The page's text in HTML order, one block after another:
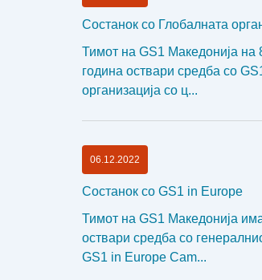
Состанок со Глобалната
Тимот на GS1 Македонија на
година оствари средба со
организација со ц...
06.12.2022
Состанок со GS1 in Europe
Тимот на GS1 Македонија
оствари средба со
GS1 in Europe Cam...